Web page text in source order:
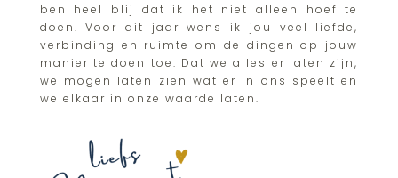
ben heel blij dat ik het niet alleen hoef te
doen. Voor dit jaar wens ik jou veel liefde,
verbinding en ruimte om de dingen op jouw
manier te doen toe. Dat we alles er laten zijn,
we mogen laten zien wat er in ons speelt en
we elkaar in onze waarde laten.